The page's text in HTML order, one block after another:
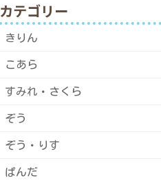
カテゴリー
きりん
こあら
すみれ・さくら
ぞう
ぞう・りす
ぱんだ